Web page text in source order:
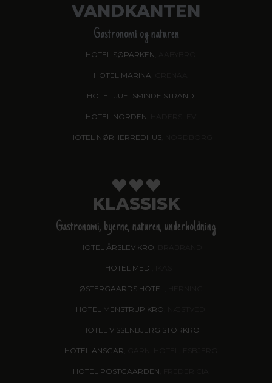
VANDKANTEN
Gastronomi og naturen
HOTEL SØPARKEN
HOTEL MARINA
HOTEL JUELSMINDE STRAND
HOTEL NORDEN
HOTEL NØRHERREDHUS, NORDBORG
KLASSISK
Gastronomi, byerne, naturen, underholdning
HOTEL ÅRSLEV KRO
HOTEL MEDI
ØSTERGAARDS HOTEL, HERNING
HOTEL MENSTRUP KRO
HOTEL VISSENBJERG STORKRO
HOTEL ANSGAR
HOTEL POSTGAARDEN